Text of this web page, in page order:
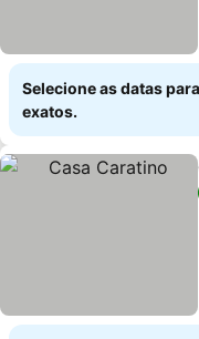
Selecione as datas
exatos.